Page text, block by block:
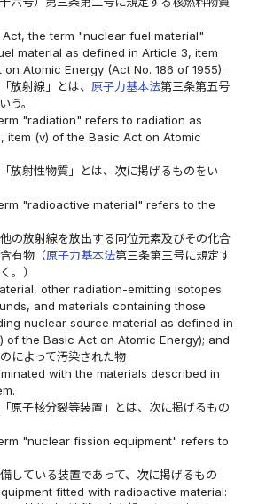
Act, the term "nuclear fuel material"
material as defined in Article 3, item
Atomic Energy (Act No. 186 of 1955).
放射線」とは、 原子力基本法第三条第五号
う。
"radiation" refers to radiation as
item (v) of the Basic Act on Atomic
放射性物質」とは、次に掲げるものをい
"radioactive material" refers to the
の放射線を放出する同位元素及びその化合
有物（原子力基本法第三条第三号に規定す
。）
other radiation-emitting isotopes
and materials containing those
nuclear source material as defined in
of the Basic Act on Atomic Energy); and
によって汚染された物
with the materials described in
原子核分裂等装置」とは、次に掲げるもの
"nuclear fission equipment" refers to
している装置であって、次に掲げるもの
fitted with radioactive material: